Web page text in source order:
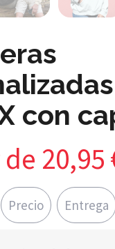
con
20,95
Precio Entrega